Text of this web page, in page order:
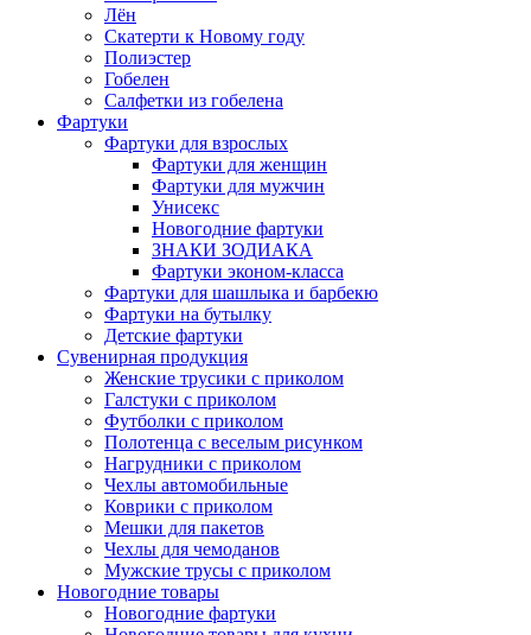
Лён
Скатерти к Новому году
Полиэстер
Гобелен
Салфетки из гобелена
Фартуки
Фартуки для взрослых
Фартуки для женщин
Фартуки для мужчин
Унисекс
Новогодние фартуки
ЗНАКИ ЗОДИАКА
Фартуки эконом-класса
Фартуки для шашлыка и барбекю
Фартуки на бутылку
Детские фартуки
Сувенирная продукция
Женские трусики с приколом
Галстуки с приколом
Футболки с приколом
Полотенца с веселым рисунком
Нагрудники с приколом
Чехлы автомобильные
Коврики с приколом
Мешки для пакетов
Чехлы для чемоданов
Мужские трусы с приколом
Новогодние товары
Новогодние фартуки